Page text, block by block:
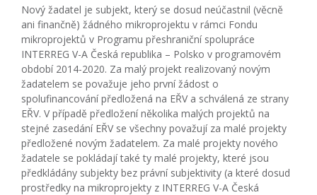
Nový žadatel je subjekt, který se dosud neúčastnil (věcně
ani finančně) žádného mikroprojektu v rámci Fondu
mikroprojektů v Programu přeshraniční spolupráce
INTERREG V-A Česká republika – Polsko v programovém
období 2014-2020. Za malý projekt realizovaný novým
žadatelem se považuje jeho první žádost o
spolufinancování předložená na EŘV a schválená ze strany
EŘV. V případě předložení několika malých projektů na
stejné zasedání EŘV se všechny považují za malé projekty
předložené novým žadatelem. Za malé projekty nového
žadatele se pokládají také ty malé projekty, které jsou
předkládány subjekty bez právní subjektivity (a které dosud
prostředky na mikroprojekty z INTERREG V-A Česká